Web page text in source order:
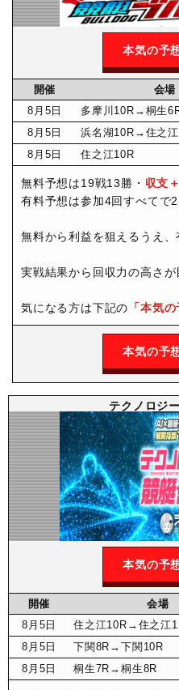
本気の予
開催 会場
8月 5日 多摩川10R →桐生
8月 5日 浜名湖10R →住之
8月 5日 住之江10R
無料予想は19戦13勝・ 収支
有料予想は参加4回すべてで2
無料から利益を狙えるうえ、
実戦結果から回収力の高さが
気になる方は下記の 「本気
本気の予
テクノロジ
本気の予
開催 会場
8月 5日 住之江10R →住之江
8月 5日 下関8R →下関10R
8月 5日 桐生7R →桐生8R